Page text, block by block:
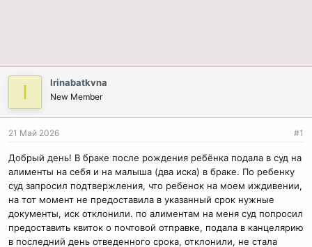
I Irinabatkvna
New Member
21 Май 2026 #1
Добрый день! В браке после рождения ребёнка подала в суд на
алименты на себя и на малыша (два иска) в браке. По ребенку
суд запросил подтвержления, что ребенок на моем иждивении,
на тот момент не предоставила в указанный срок нужные
документы, иск отклонили. по алиментам на меня суд попросил
предоставить квиток о почтовой отправке, подала в канцелярию
в последний день отведенного срока, отклонили, не стала